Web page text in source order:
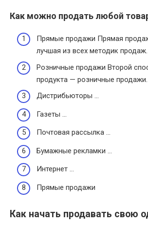
Как можно продать любой
Прямые продажи Прямая
лучшая из всех методик
Розничные продажи Второй
продукта — розничные
Дистрибьюторы …
Газеты …
Почтовая рассылка …
Бумажные рекламки …
Интернет …
Прямые продажи
Как начать продавать свою